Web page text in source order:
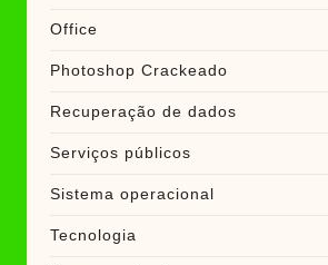
Office
Photoshop Crackeado
Recuperação de dados
Serviços públicos
Sistema operacional
Tecnologia